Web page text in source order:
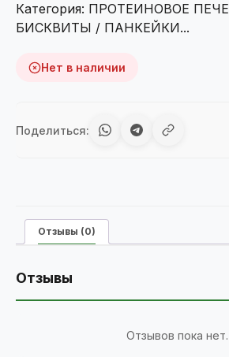
Категория: ПРОТЕИНОВОЕ
БИСКВИТЫ / ПАНКЕЙКИ...
Нет в наличии
Поделиться:
Отзывы (0)
Отзывы
Отзывов пока нет.